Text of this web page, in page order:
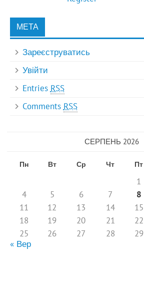
МЕТА
Зареєструватись
Увійти
Entries RSS
Comments RSS
СЕРПЕНЬ 2026
Пн Вт Ср Чт Пт
1
4
5 6 7 8
11
12 13 14 15
18
19 20 21 22
25
26 27 28 29
« Вер